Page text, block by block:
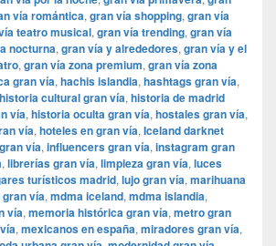
vía romántica, gran vía shopping, gran vía
teatro musical, gran vía trending, gran vía
nocturna, gran vía y alrededores, gran vía y el
, gran vía zona premium, gran vía zona
gran vía, hachis islandia, hashtags gran vía,
historia cultural gran vía, historia de madrid
vía, historia oculta gran vía, hostales gran vía,
vía, hoteles en gran vía, Iceland darknet
vía, influencers gran vía, instagram gran
, librerías gran vía, limpieza gran vía, luces
turísticos madrid, lujo gran vía, marihuana
gran vía, mdma iceland, mdma islandia,
vía, memoria histórica gran vía, metro gran
, mexicanos en españa, miradores gran vía,